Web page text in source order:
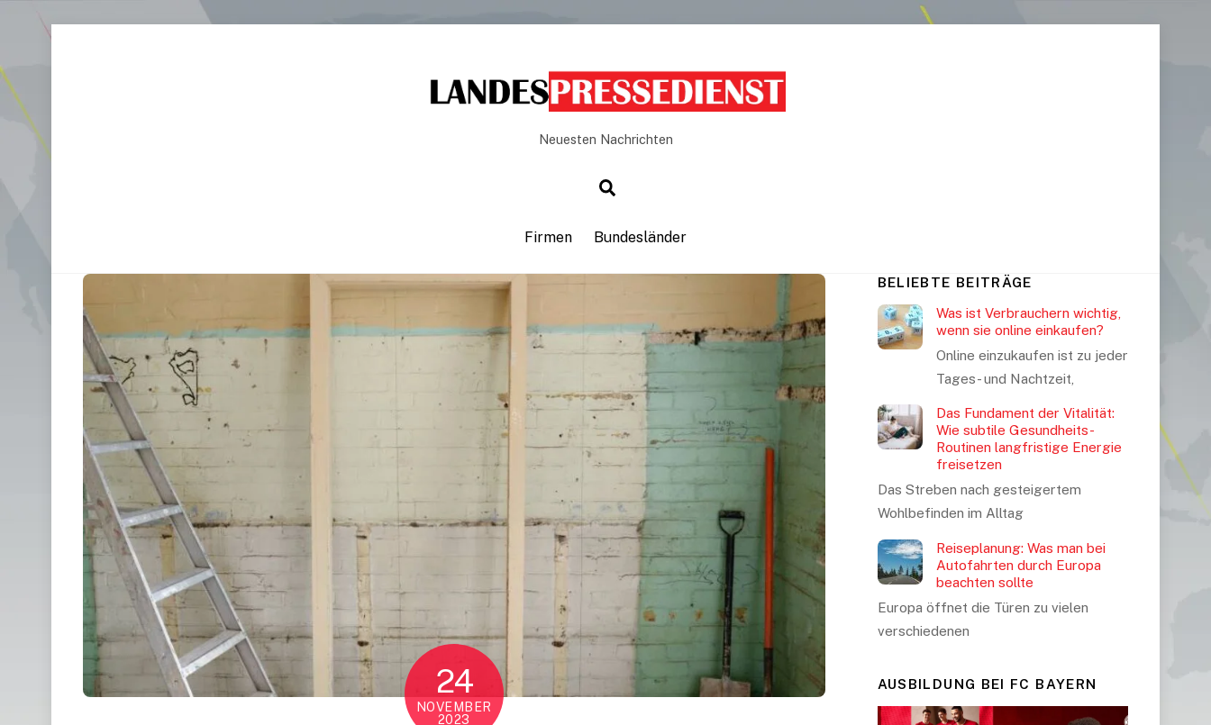
Neuesten Nachrichten
Firmen Bundesländer
24
NOVEMBER
2023
BELIEBTE BEITRÄGE
Was ist Verbrauchern wichtig,
wenn sie online einkaufen?
Online einzukaufen ist zu jeder
Tages- und Nachtzeit,
Das Fundament der Vitalität:
Wie subtile Gesundheits-
Routinen langfristige Energie
freisetzen
Das Streben nach gesteigertem
Wohlbefinden im Alltag
Reiseplanung: Was man bei
Autofahrten durch Europa
beachten sollte
Europa öffnet die Türen zu vielen
verschiedenen
AUSBILDUNG BEI FC BAYERN